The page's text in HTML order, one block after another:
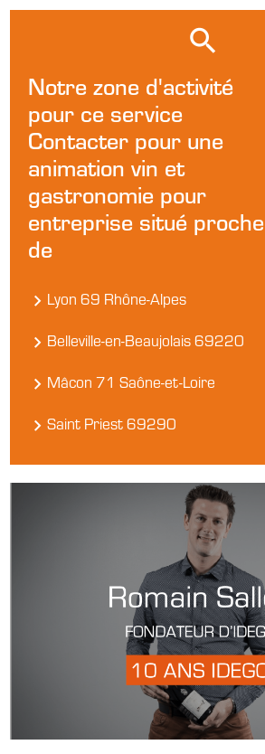
Notre zone d'activité
pour ce service
Contacter pour une
animation vin et
gastronomie pour
entreprise situé proche
de
Lyon 69 Rhône-Alpes
Belleville-en-Beaujolais 69220
Mâcon 71 Saône-et-Loire
Saint Priest 69290